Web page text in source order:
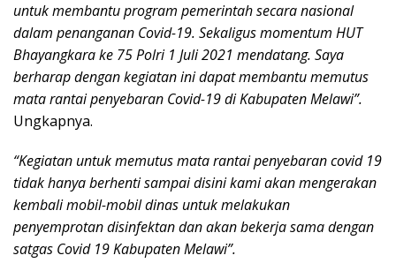
untuk membantu program pemerintah secara nasional
dalam penanganan Covid-19. Sekaligus momentum HUT
Bhayangkara ke 75 Polri 1 Juli 2021 mendatang. Saya
berharap dengan kegiatan ini dapat membantu memutus
mata rantai penyebaran Covid-19 di Kabupaten Melawi”.
Ungkapnya.
“Kegiatan untuk memutus mata rantai penyebaran covid 19
tidak hanya berhenti sampai disini kami akan mengerakan
kembali mobil-mobil dinas untuk melakukan
penyemprotan disinfektan dan akan bekerja sama dengan
satgas Covid 19 Kabupaten Melawi”.